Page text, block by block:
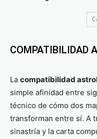
COMPATIBILIDAD
La compatibilidad
simple afinidad entre
técnico de cómo dos
transforman entre sí. A
sinastría y la carta